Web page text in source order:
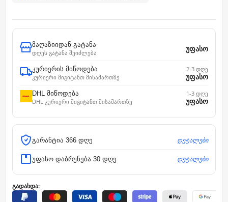
მაღაზიიდან გატანა
დღეს გატანა შეიძლება
უფასო
კურიერის მიწოდება
კურიერი მიგიტანთ მისამართზე
2-3 დღე
უფასო
DHL მიწოდება
DHL კურიერი მიგიტანთ მისამართზე
1-3 დღე
უფასო
გარანტია 366 დღე დეტალები
უფასო დაბრუნება 30 დღე დეტალები
გადახდა: